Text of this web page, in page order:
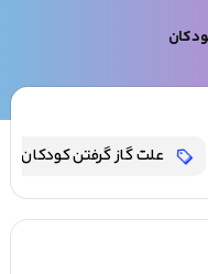
علت گاز گرفتن کودکان